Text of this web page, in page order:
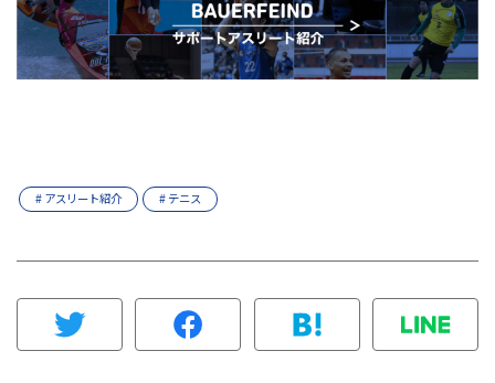
# アスリート紹介 # テニス